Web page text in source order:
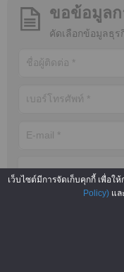
ขอข้อมูลก
คัดเลือกข้อมูลธุร
ปร
เว็บไซต์มีการจัดเก็บคุกกี้ เพื่อใ
Policy) แล